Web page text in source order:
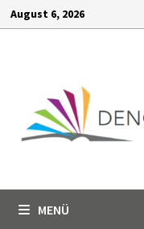
springen
Zum
Inhalt
August 6, 2026
MENÜ